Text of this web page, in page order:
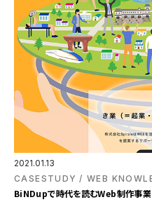
2021.01.13
CASESTUDY
WEB
BiNDupで時代を読むWeb制作事